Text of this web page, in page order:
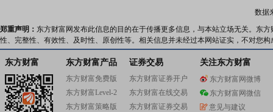
数据
郑重声明： 东方财富网发布此信息的目的在于传播更多信息，与本站立场无关。东
性、完整性、有效性、及时性、原创性等。相关信息并未经过本网站证实，不对您
东方财富 东方财富产品
东方财富免费版
东方财富Level-2
东方财富策略版
证券交易
东方财富证券开户
东方财富在线交易
东方财富证券交易
关注东方财富
东方财富网微博
东方财富网微信
意见与建议